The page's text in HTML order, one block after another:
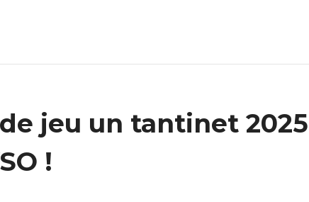
jeu un tantinet 2025
!